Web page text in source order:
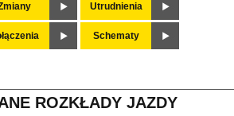
Utrudnienia
Schematy
ROZKŁADY JAZDY